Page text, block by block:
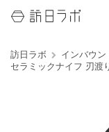
訪日ラボ インバウ
セラミックナイフ 刃渡